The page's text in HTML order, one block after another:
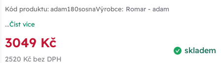
Kód produktu:adam180sosnaVýrobce: Romar - adam
...Číst více
skladem
3049 Kč
2520 Kč bez DPH